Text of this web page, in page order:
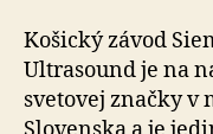
Košický závod
Ultrasound je na
svetovej značky v